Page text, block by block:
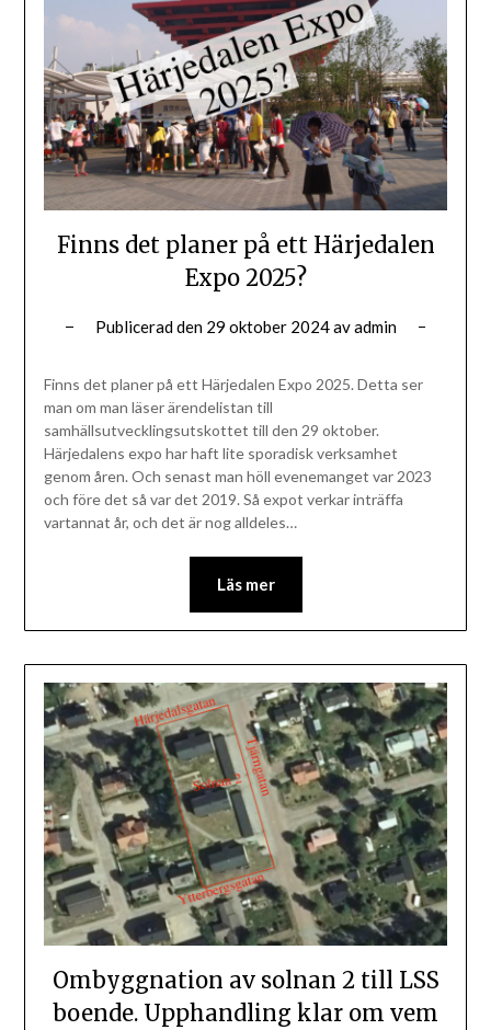
Finns det planer på ett Härjedalen
Expo 2025?
Publicerad den 29 oktober 2024avadmin
Finns det planer på ett Härjedalen Expo 2025. Detta ser
man om man läser ärendelistan till
samhällsutvecklingsutskottet till den 29 oktober.
Härjedalens expo har haft lite sporadisk verksamhet
genom åren. Och senast man höll evenemanget var 2023
och före det så var det 2019. Så expot verkar inträffa
vartannat år, och det är nog alldeles…
Läs mer
Ombyggnation av solnan 2 till LSS
boende. Upphandling klar om vem